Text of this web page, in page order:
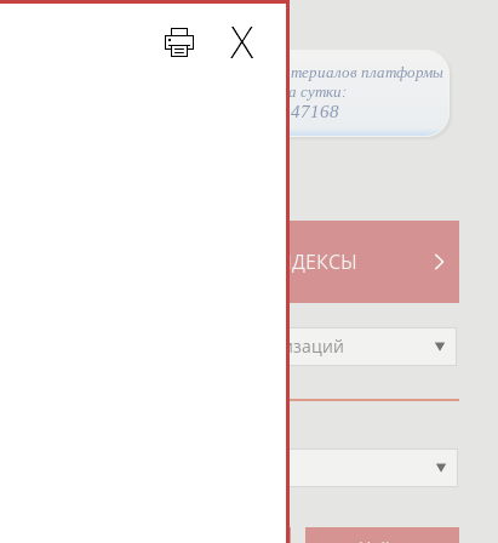
Просмотры материалов платформы
за сутки:
47168
СВОДНЫЕ ИНДЕКСЫ
Выберите другой тип организаций